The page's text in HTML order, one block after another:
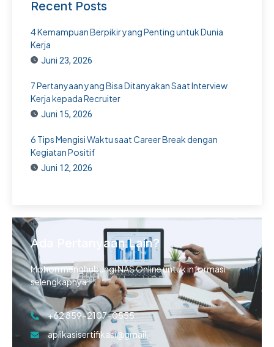
Recent Posts
4 Kemampuan Berpikir yang Penting untuk Dunia
Kerja
Juni 23, 2026
7 Pertanyaan yang Bisa Ditanyakan Saat Interview
Kerja kepada Recruiter
Juni 15, 2026
6 Tips Mengisi Waktu saat Career Break dengan
Kegiatan Positif
Juni 12, 2026
Ada Pertanyaan Lain?
Mohon menghubungi NAS Online untuk informasi
selengkapnya.
+62 859-2107-0555
aplikasisertifikasi@gmail.